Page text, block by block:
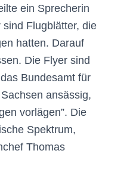
ein Sprecherin
Flugblätter, die
hatten. Darauf
Die Flyer sind
Bundesamt für
ansässig,
vorlägen”. Die
Spektrum,
Thomas